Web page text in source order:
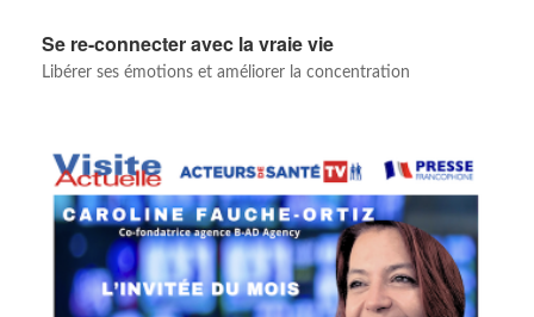
Se re-connecter avec la vraie vie
Libérer ses émotions et améliorer la concentration